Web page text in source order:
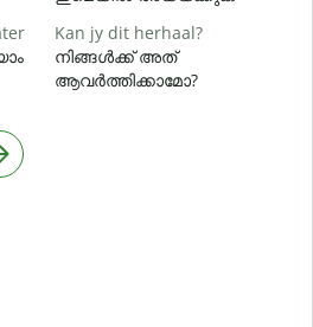
Kan jy dit herhaal?
നിങ്ങൾക്ക് അത്
ആവർത്തിക്കാമോ?